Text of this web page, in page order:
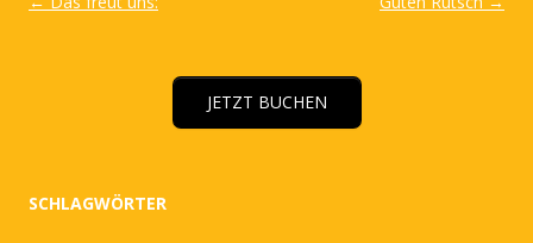
JETZT BUCHEN
SCHLAGWÖRTER